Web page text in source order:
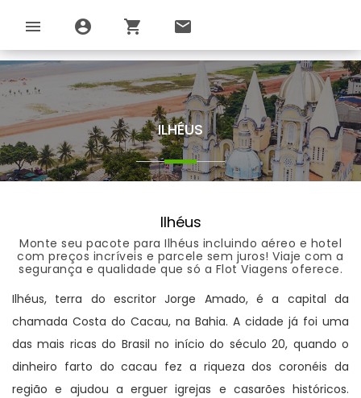
menu account_circle shopping_cart email
ILHÉUS
Ilhéus
Monte seu pacote para Ilhéus incluindo aéreo e hotel
com preços incríveis e parcele sem juros! Viaje com a
segurança e qualidade que só a Flot Viagens oferece.
Ilhéus, terra do escritor Jorge Amado, é a capital da
chamada Costa do Cacau, na Bahia. A cidade já foi uma
das mais ricas do Brasil no início do século 20, quando o
dinheiro farto do cacau fez a riqueza dos coronéis da
região e ajudou a erguer igrejas e casarões históricos.